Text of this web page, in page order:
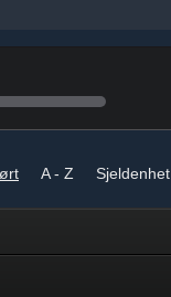
A - Z Sjeldenhet